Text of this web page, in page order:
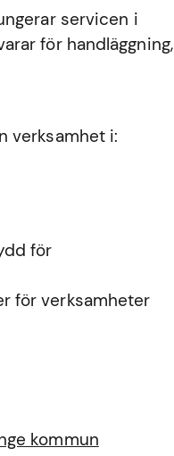
servicen i
för handläggning,
verksamhet i:
för
för verksamheter
kommun